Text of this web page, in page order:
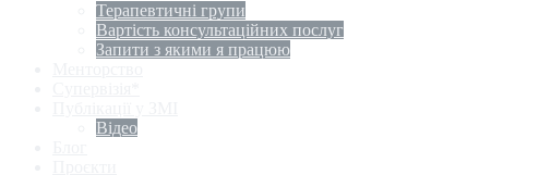
Терапевтичні групи
Вартість консультаційних послуг
Запити з якими я працюю
Відео